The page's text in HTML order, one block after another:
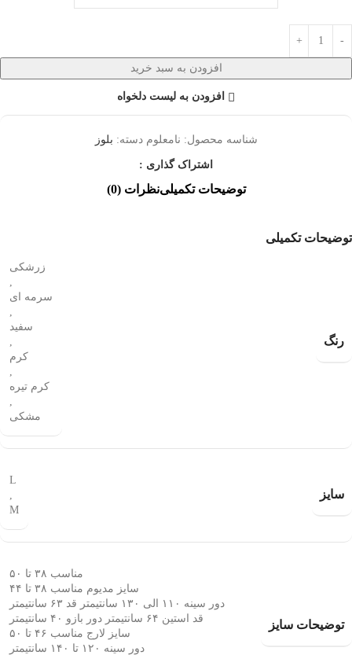
افزودن به سبد خرید
افزودن به لیست دلخواه
شناسه محصول: نامعلومدسته: بلوز
اشتراک گذاری :
توضیحات تکمیلینظرات (0)
توضیحات تکمیلی
رنگ
زرشکی
سرمه ای
سفید
کرم
کرم تیره
مشکی
سایز
L
M
توضیحات سایز
مناسب ۳۸ تا ۵۰
سایز مدیوم مناسب ۳۸ تا ۴۴
دور سینه ۱۱۰ الی ۱۳۰ سانتیمتر قد ۶۳ سانتیمتر
قد استین ۶۴ سانتیمتر دور بازو ۴۰ سانتیمتر
سایز لارج مناسب ۴۶ تا ۵۰
دور سینه ۱۲۰ تا ۱۴۰ سانتیمتر